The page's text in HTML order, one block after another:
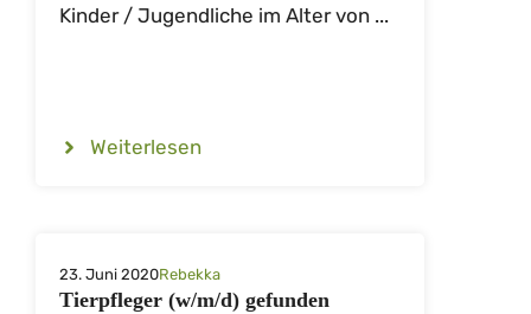
Kinder / Jugendliche im Alter von ...
Weiterlesen
23. Juni 2020Rebekka
Tierpfleger (w/m/d) gefunden